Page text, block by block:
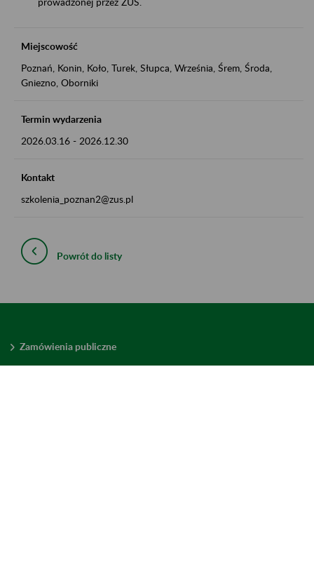
Miejscowość
Poznań, Konin, Koło, Turek, Słupca, Września, Śrem, Środa,
Gniezno, Oborniki
Termin wydarzenia
2026.03.16 - 2026.12.30
Kontakt
szkolenia_poznan2@zus.pl
Powrót do listy
Zamówienia publiczne